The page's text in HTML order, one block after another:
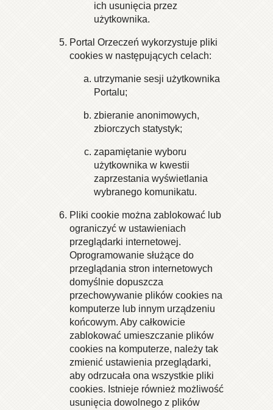
ich usunięcia przez
użytkownika.
Portal Orzeczeń wykorzystuje pliki
cookies w następujących celach:
utrzymanie sesji użytkownika
Portalu;
zbieranie anonimowych,
zbiorczych statystyk;
zapamiętanie wyboru
użytkownika w kwestii
zaprzestania wyświetlania
wybranego komunikatu.
Pliki cookie można zablokować lub
ograniczyć w ustawieniach
przeglądarki internetowej.
Oprogramowanie służące do
przeglądania stron internetowych
domyślnie dopuszcza
przechowywanie plików cookies na
komputerze lub innym urządzeniu
końcowym. Aby całkowicie
zablokować umieszczanie plików
cookies na komputerze, należy tak
zmienić ustawienia przeglądarki,
aby odrzucała ona wszystkie pliki
cookies. Istnieje również możliwość
usunięcia dowolnego z plików